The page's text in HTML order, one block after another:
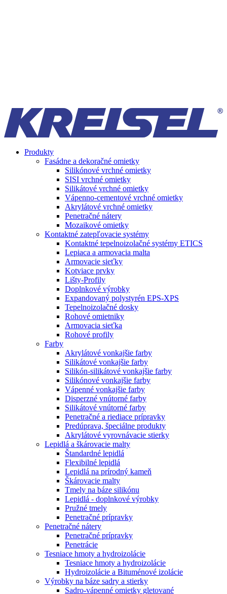
Produkty
Fasádne a dekoračné omietky
Silikónové vrchné omietky
SISI vrchné omietky
Silikátové vrchné omietky
Vápenno-cementové vrchné omietky
Akrylátové vrchné omietky
Penetračné nátery
Mozaikové omietky
Kontaktné zatepľovacie systémy
Kontaktné tepelnoizolačné systémy ETICS
Lepiaca a armovacia malta
Armovacie sieťky
Kotviace prvky
Lišty-Profily
Doplnkové výrobky
Expandovaný polystyrén EPS-XPS
Tepelnoizolačné dosky
Rohové omietniky
Armovacia sieťka
Rohové profily
Farby
Akrylátové vonkajšie farby
Silikátové vonkajšie farby
Silikón-silikátové vonkajšie farby
Silikónové vonkajšie farby
Vápenné vonkajšie farby
Disperzné vnútorné farby
Silikátové vnútorné farby
Penetračné a riediace prípravky
Predúprava, špeciálne produkty
Akrylátové vyrovnávacie stierky
Lepidlá a škárovacie malty
Štandardné lepidlá
Flexibilné lepidlá
Lepidlá na prírodný kameň
Škárovacie malty
Tmely na báze silikónu
Lepidlá - doplnkové výrobky
Pružné tmely
Penetračné prípravky
Penetračné nátery
Penetračné prípravky
Penetrácie
Tesniace hmoty a hydroizolácie
Tesniace hmoty a hydroizolácie
Hydroizolácie a Bituménové izolácie
Výrobky na báze sadry a stierky
Sadro-vápenné omietky gletované